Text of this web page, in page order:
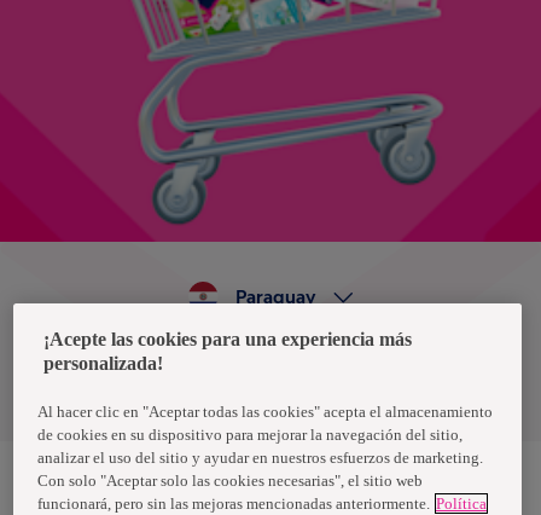
Política de privacidad de datos
Paraguay
¡Acepte las cookies para una experiencia más
personalizada!
Al hacer clic en "Aceptar todas las cookies" acepta el almacenamiento
de cookies en su dispositivo para mejorar la navegación del sitio,
analizar el uso del sitio y ayudar en nuestros esfuerzos de marketing.
Con solo "Aceptar solo las cookies necesarias", el sitio web
funcionará, pero sin las mejoras mencionadas anteriormente. Política